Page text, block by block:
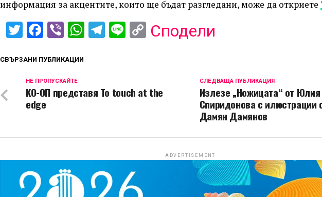
информация за акцентите, които ще бъдат разгледани, може да откриете
Twitter
Facebook
ViberWhatsApp
Telegram
LineCopy
Сподели
СВЪРЗАНИ ПУБЛИКАЦИИ
СЛЕДВАЩА ПУБЛИКАЦИЯ
Излезе „Ножицата“ от Юлия
Спиридонова с илюстрации
Дамян Дамянов
НЕ ПРОПУСКАЙТЕ
КО-ОП представя To touch at the
edge
ADVERTISEMENT